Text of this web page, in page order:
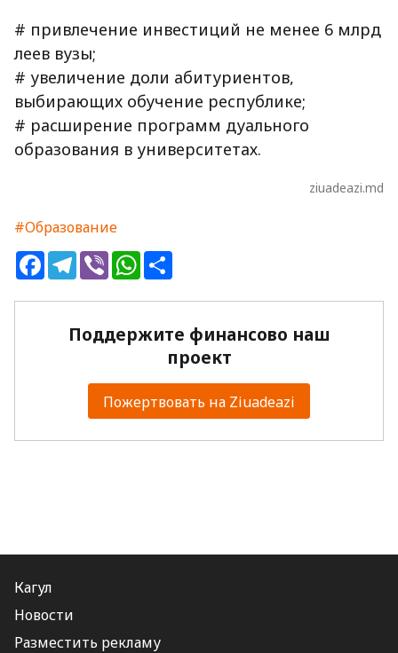
# привлечение инвестиций не менее 6 млрд
леев вузы;
# увеличение доли абитуриентов,
выбирающих обучение республике;
# расширение программ дуального
образования в университетах.
ziuadeazi.md
#Образование
FacebookTelegram
ViberWhatsApp
Поддержите финансово наш
проект
Пожертвовать на Ziuadeazi
Кагул
Новости
Разместить рекламу